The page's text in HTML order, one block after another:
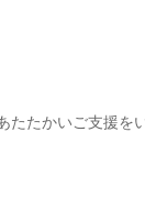
たかいご支援を